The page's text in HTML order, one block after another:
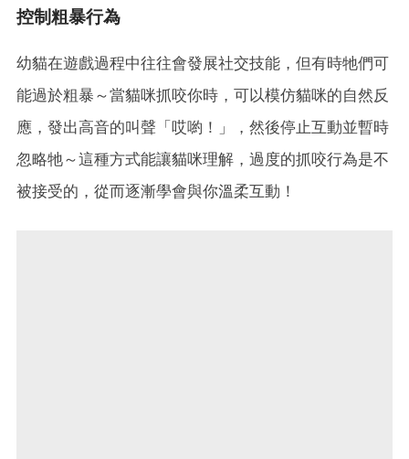
控制粗暴行為
幼貓在遊戲過程中往往會發展社交技能，但有時牠們可
能過於粗暴～當貓咪抓咬你時，可以模仿貓咪的自然反
應，發出高音的叫聲「哎喲！」，然後停止互動並暫時
忽略牠～這種方式能讓貓咪理解，過度的抓咬行為是不
被接受的，從而逐漸學會與你溫柔互動！